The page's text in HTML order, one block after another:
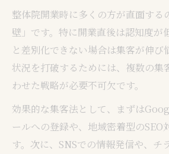
整体院開業時に多くの方が直面する
壁」です。特に開業直後は認知度が
と差別化できない場合は集客が伸び
状況を打破するためには、複数の集
わせた戦略が必要不可欠です。
効果的な集客法として、まずは
ールへの登録や、地域密着型のSEO
す。次に、SNSでの情報発信や、チ